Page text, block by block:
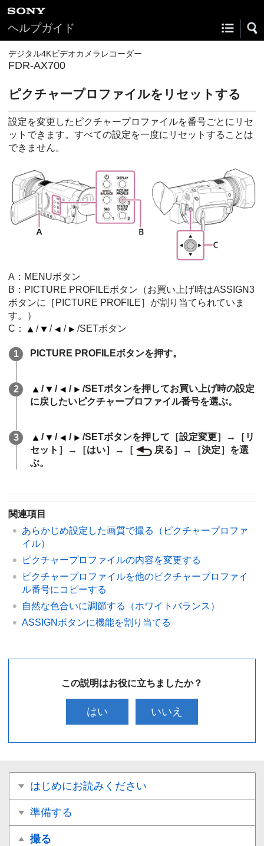
ヘルプガイド
デジタル4Kビデオカメラレコーダー
FDR-AX700
ピクチャープロファイルをリセットする
設定を変更したピクチャープロファイルを番号ごとにリセ
ットできます。すべての設定を一度にリセットすることは
できません。
A：MENUボタン
B：PICTURE PROFILEボタン（お買い上げ時はASSIGN3
ボタンに［PICTURE PROFILE］が割り当てられていま
す。）
C：
/ / / /SETボタン
PICTURE PROFILEボタンを押す。
/ / /
/SETボタンを押してお買い上げ時の設定
に戻したいピクチャープロファイル番号を選ぶ。
/ / /
/SETボタンを押して［設定変更］→［リ
セット］→［はい］→［
戻る］→［決定］を選
ぶ。
関連項目
あらかじめ設定した画質で撮る（ピクチャープロファ
イル）
ピクチャープロファイルの内容を変更する
ピクチャープロファイルを他のピクチャープロファイ
ル番号にコピーする
自然な色合いに調節する（ホワイトバランス）
ASSIGNボタンに機能を割り当てる
この説明はお役に立ちましたか？
はい いいえ
はじめにお読みください
準備する
撮る